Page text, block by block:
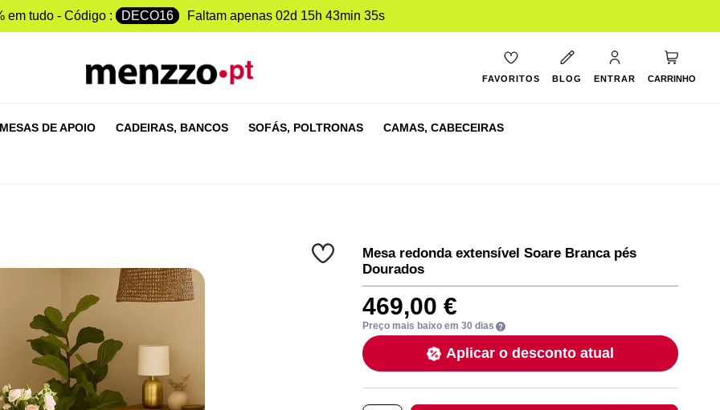
em tudo - Código : DECO16 Faltam apenas 02d 15h 43min 34s
FAVORITOS BLOG ENTRAR CARRINHO
MESAS DE APOIO CADEIRAS, BANCOS SOFÁS, POLTRONAS CAMAS, CABECEIRAS
Mesa redonda extensível Soare Branca pés
Dourados
469,00 €
Preço mais baixo em 30 dias
Aplicar o desconto atual